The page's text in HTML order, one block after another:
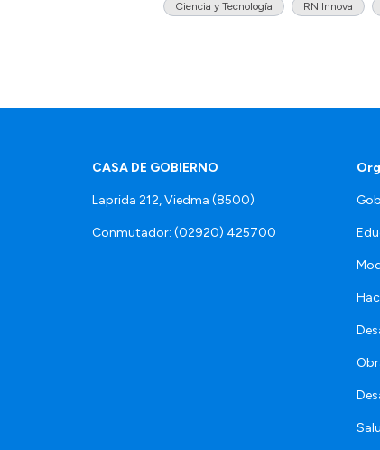
Ciencia y Tecnología RN Innova
CASA DE GOBIERNO
Laprida 212, Viedma (8500)
Conmutador: (02920) 425700